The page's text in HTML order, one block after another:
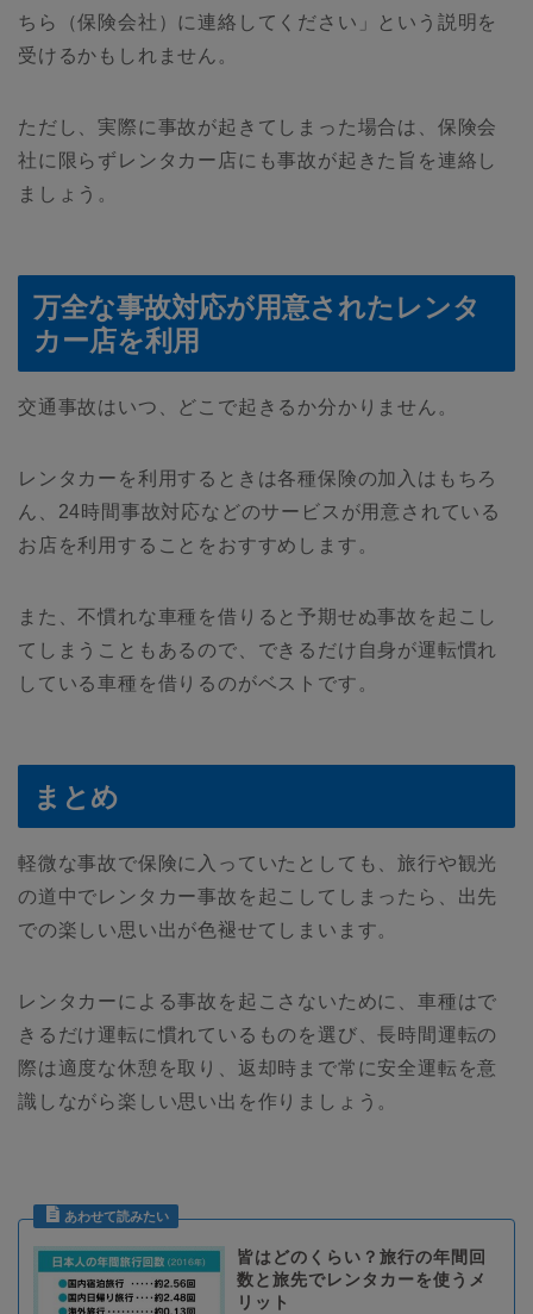
ちら（保険会社）に連絡してください」という説明を
受けるかもしれません。
ただし、実際に事故が起きてしまった場合は、保険会
社に限らずレンタカー店にも事故が起きた旨を連絡し
ましょう。
万全な事故対応が用意されたレンタ
カー店を利用
交通事故はいつ、どこで起きるか分かりません。
レンタカーを利用するときは各種保険の加入はもちろ
ん、24時間事故対応などのサービスが用意されている
お店を利用することをおすすめします。
また、不慣れな車種を借りると予期せぬ事故を起こし
てしまうこともあるので、できるだけ自身が運転慣れ
している車種を借りるのがベストです。
まとめ
軽微な事故で保険に入っていたとしても、旅行や観光
の道中でレンタカー事故を起こしてしまったら、出先
での楽しい思い出が色褪せてしまいます。
レンタカーによる事故を起こさないために、車種はで
きるだけ運転に慣れているものを選び、長時間運転の
際は適度な休憩を取り、返却時まで常に安全運転を意
識しながら楽しい思い出を作りましょう。
皆はどのくらい？旅行の年間回
数と旅先でレンタカーを使うメ
リット